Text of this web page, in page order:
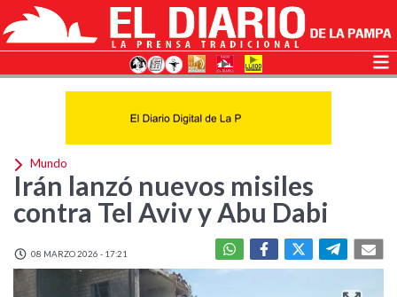
Mundo
Irán lanzó nuevos misiles
contra Tel Aviv y Abu Dabi
08 MARZO 2026 - 17:21